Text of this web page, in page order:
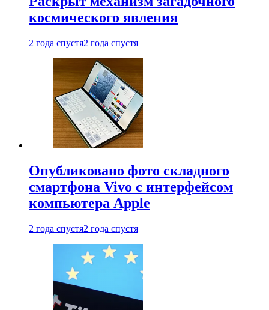
космического явления
2 года спустя2 года спустя
Опубликовано фото складного
смартфона Vivo с интерфейсом
компьютера Apple
2 года спустя2 года спустя